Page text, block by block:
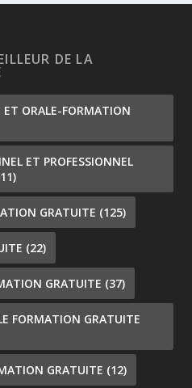
DE LA
ORALE-FORMATION
ET PROFESSIONNEL
GRATUITE (125)
(22)
GRATUITE (37)
FORMATION GRATUITE
GRATUITE (12)